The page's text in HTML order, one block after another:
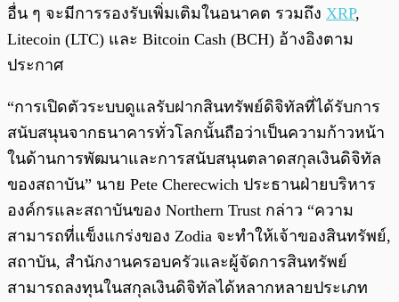
อื่น ๆ จะมีการรองรับเพิ่มเติมในอนาคต รวมถึง XRP,
Litecoin (LTC) และ Bitcoin Cash (BCH) อ้างอิงตาม
ประกาศ
“การเปิดตัวระบบดูแลรับฝากสินทรัพย์ดิจิทัลที่ได้รับการ
สนับสนุนจากธนาคารทั่วโลกนั้นถือว่าเป็นความก้าวหน้า
ในด้านการพัฒนาและการสนับสนุนตลาดสกุลเงินดิจิทัล
ของสถาบัน” นาย Pete Cherecwich ประธานฝ่ายบริหาร
องค์กรและสถาบันของ Northern Trust กล่าว “ความ
สามารถที่แข็งแกร่งของ Zodia จะทำให้เจ้าของสินทรัพย์,
สถาบัน, สำนักงานครอบครัวและผู้จัดการสินทรัพย์
สามารถลงทุนในสกุลเงินดิจิทัลได้หลากหลายประเภท